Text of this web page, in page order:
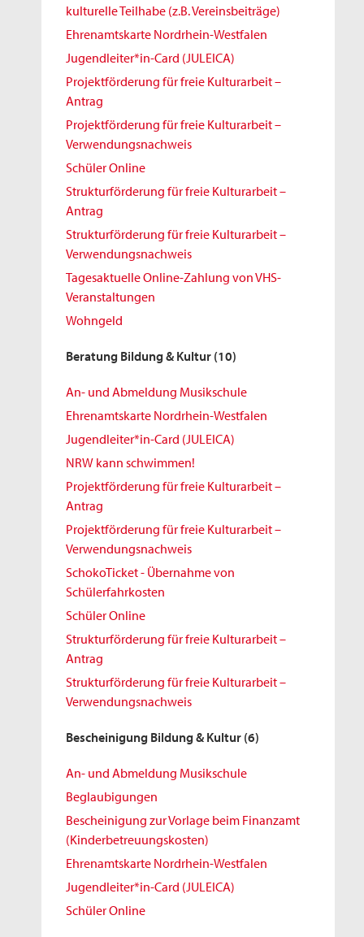
kulturelle Teilhabe (z.B. Vereinsbeiträge)
Ehrenamtskarte Nordrhein-Westfalen
Jugendleiter*in-Card (JULEICA)
Projektförderung für freie Kulturarbeit –
Antrag
Projektförderung für freie Kulturarbeit –
Verwendungsnachweis
Schüler Online
Strukturförderung für freie Kulturarbeit –
Antrag
Strukturförderung für freie Kulturarbeit –
Verwendungsnachweis
Tagesaktuelle Online-Zahlung von VHS-
Veranstaltungen
Wohngeld
Beratung Bildung & Kultur (10)
An- und Abmeldung Musikschule
Ehrenamtskarte Nordrhein-Westfalen
Jugendleiter*in-Card (JULEICA)
NRW kann schwimmen!
Projektförderung für freie Kulturarbeit –
Antrag
Projektförderung für freie Kulturarbeit –
Verwendungsnachweis
SchokoTicket - Übernahme von
Schülerfahrkosten
Schüler Online
Strukturförderung für freie Kulturarbeit –
Antrag
Strukturförderung für freie Kulturarbeit –
Verwendungsnachweis
Bescheinigung Bildung & Kultur (6)
An- und Abmeldung Musikschule
Beglaubigungen
Bescheinigung zur Vorlage beim Finanzamt
(Kinderbetreuungskosten)
Ehrenamtskarte Nordrhein-Westfalen
Jugendleiter*in-Card (JULEICA)
Schüler Online